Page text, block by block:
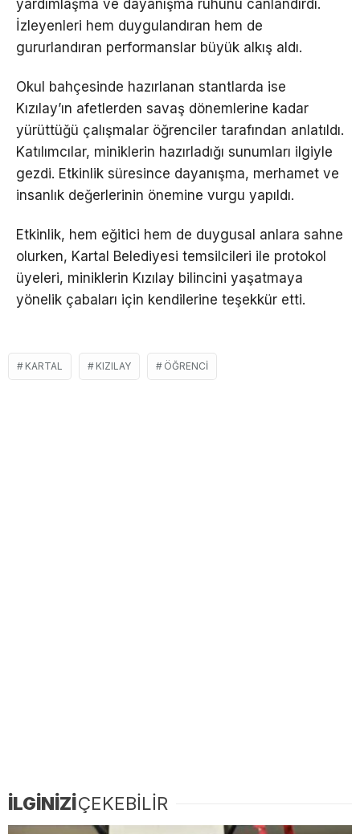
yardımlaşma ve dayanışma ruhunu canlandırdı.
İzleyenleri hem duygulandıran hem de
gururlandıran performanslar büyük alkış aldı.
Okul bahçesinde hazırlanan stantlarda ise
Kızılay’ın afetlerden savaş dönemlerine kadar
yürüttüğü çalışmalar öğrenciler tarafından anlatıldı.
Katılımcılar, miniklerin hazırladığı sunumları ilgiyle
gezdi. Etkinlik süresince dayanışma, merhamet ve
insanlık değerlerinin önemine vurgu yapıldı.
Etkinlik, hem eğitici hem de duygusal anlara sahne
olurken, Kartal Belediyesi temsilcileri ile protokol
üyeleri, miniklerin Kızılay bilincini yaşatmaya
yönelik çabaları için kendilerine teşekkür etti.
KARTAL KIZILAY ÖĞRENCI
İLGİNİZİÇEKEBİLİR